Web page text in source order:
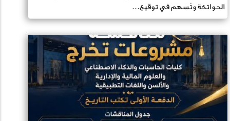
الحواتكة وتُسهم في توقيع…